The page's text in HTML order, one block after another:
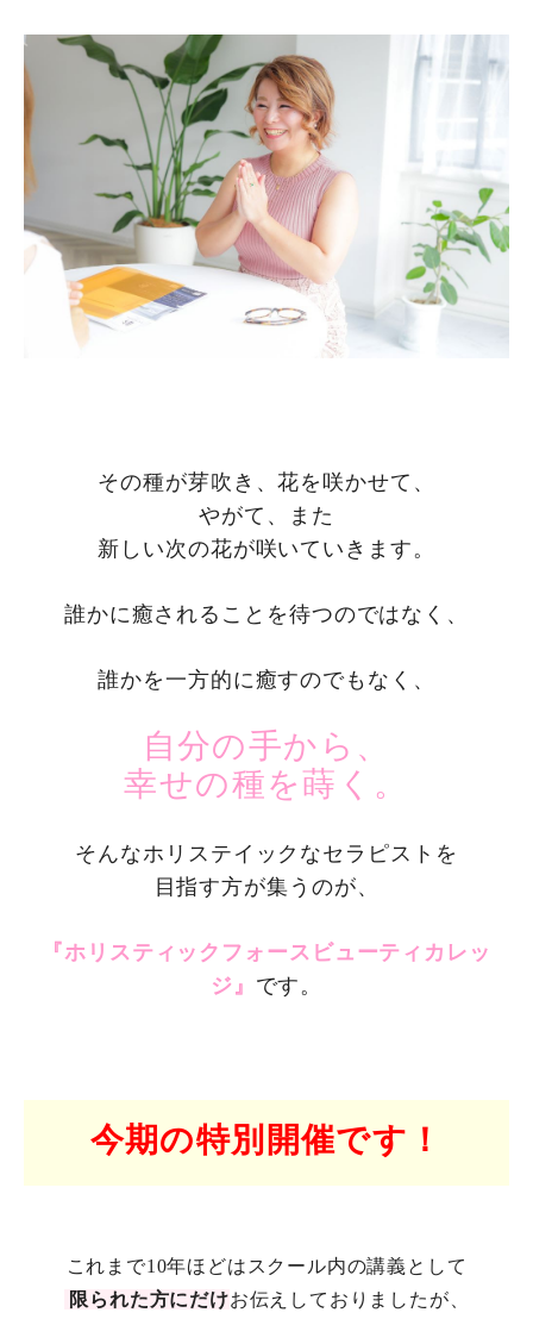
その種が芽吹き、花を咲かせて、
やがて、また
新しい次の花が咲いていきます。
誰かに癒されることを待つのではなく、
誰かを一方的に癒すのでもなく、
自分の手から、
幸せの種を蒔く。
そんなホリステイックなセラピストを
目指す方が集うのが、
『ホリスティックフォースビューティカレッ
ジ』 です。
今期の特別開催です！
これまで10年ほどはスクール内の講義として
限られた方にだけお伝えしておりましたが、